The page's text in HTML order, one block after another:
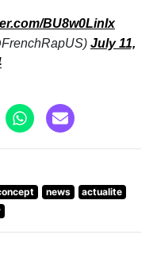
BU8w0LinIx
July 11,
news
actualite